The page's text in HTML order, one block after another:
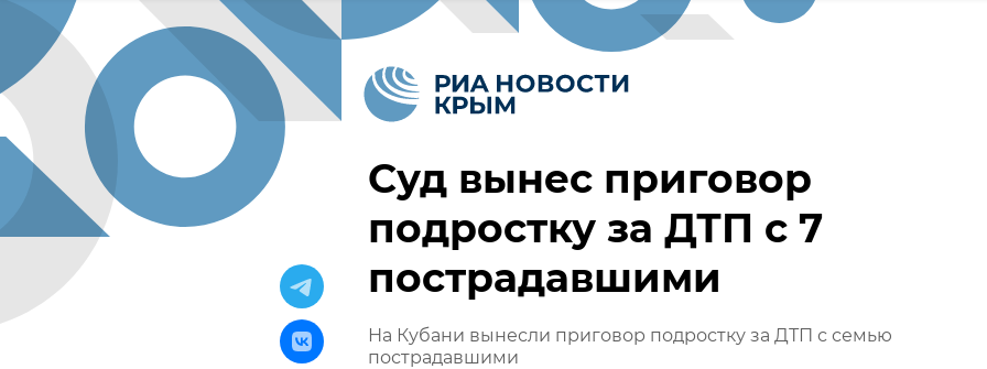
Суд вынес приговор
подростку за ДТП с 7
пострадавшими
На Кубани вынесли приговор подростку за ДТП с семью
пострадавшими